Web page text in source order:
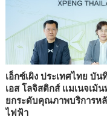
เอ็กซ์เผิง ประเทศไทย บั
เอส โลจิสติกส์ แมเนจเม้
ยกระดับคุณภาพบริการหลั
ไฟฟ้า